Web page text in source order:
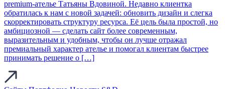
premium‑ателье Татьяны Вдовиной. Недавно клиентка
обратилась к нам с новой задачей: обновить дизайн и слегка
скорректировать структуру ресурса. Её цель была простой, но
амбициозной — сделать сайт более современным,
выразительным и удобным, чтобы он лучше отражал
премиальный характер ателье и помогал клиентам быстрее
принимать решение о […]